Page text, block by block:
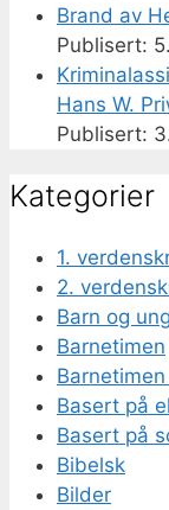
Brand av
Hans W.
Kategorier
1.
2.
Barn og
Barnetimen
Basert på
Basert på
Bibelsk
Bilder